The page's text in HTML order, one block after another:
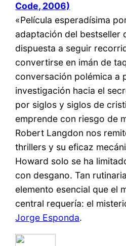
Code, 2006)
«Película esperadísima
adaptación del bestseller
dispuesta a seguir
convertirse en imán de
conversación polémica a
investigación hacia el
por siglos y siglos de
emprende con riesgo de
Robert Langdon nos
thrillers y su eficaz
Howard solo se ha
con desgano. Tan
elemento esencial que el
central requería: el
Jorge Esponda.